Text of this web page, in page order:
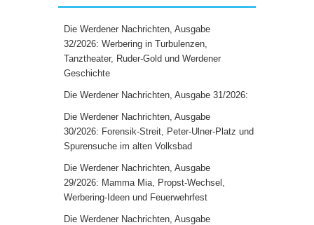
Die Werdener Nachrichten, Ausgabe
32/2026: Werbering in Turbulenzen,
Tanztheater, Ruder-Gold und Werdener
Geschichte
Die Werdener Nachrichten, Ausgabe 31/2026:
Die Werdener Nachrichten, Ausgabe
30/2026: Forensik-Streit, Peter-Ulner-Platz und
Spurensuche im alten Volksbad
Die Werdener Nachrichten, Ausgabe
29/2026: Mamma Mia, Propst-Wechsel,
Werbering-Ideen und Feuerwehrfest
Die Werdener Nachrichten, Ausgabe